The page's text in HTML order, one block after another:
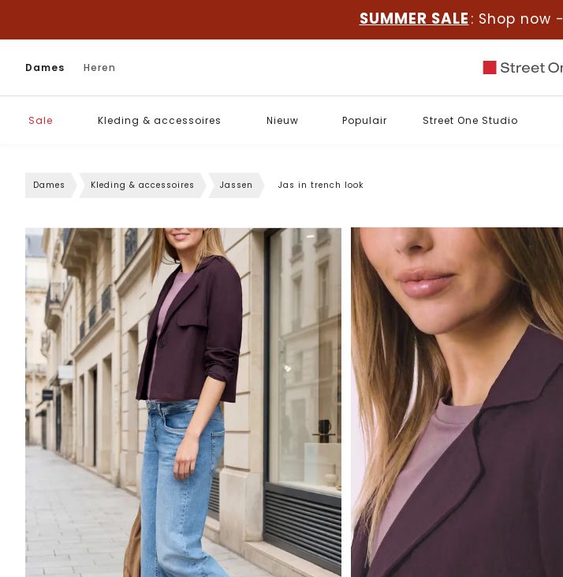
SUMMER SALE : Shop now -
Dames Heren
Sale Kleding & accessoires Nieuw Populair Street One Studio
Dames Kleding & accessoires Jassen Jas in trench look